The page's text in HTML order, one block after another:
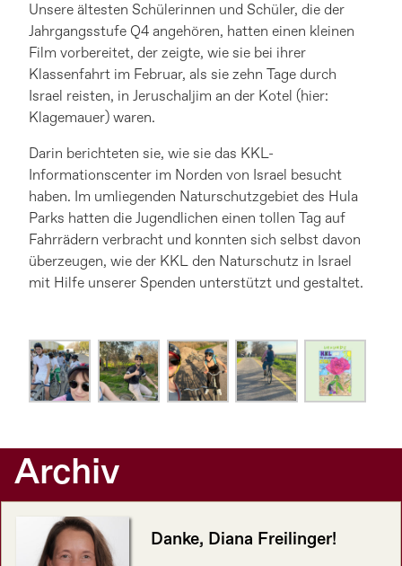
Unsere ältesten Schülerinnen und Schüler, die der
Jahrgangsstufe Q4 angehören, hatten einen kleinen
Film vorbereitet, der zeigte, wie sie bei ihrer
Klassenfahrt im Februar, als sie zehn Tage durch
Israel reisten, in Jeruschaljim an der Kotel (hier:
Klagemauer) waren.
Darin berichteten sie, wie sie das KKL-
Informationscenter im Norden von Israel besucht
haben. Im umliegenden Naturschutzgebiet des Hula
Parks hatten die Jugendlichen einen tollen Tag auf
Fahrrädern verbracht und konnten sich selbst davon
überzeugen, wie der KKL den Naturschutz in Israel
mit Hilfe unserer Spenden unterstützt und gestaltet.
Archiv
Danke, Diana Freilinger!